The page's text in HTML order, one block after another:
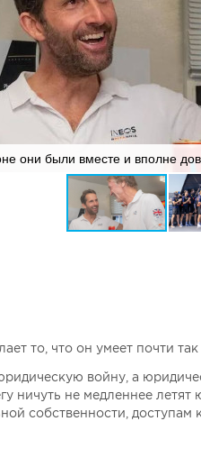
они были вместе и вполне
то, что он умеет почти
войну, а
ничуть не медленнее
собственности,